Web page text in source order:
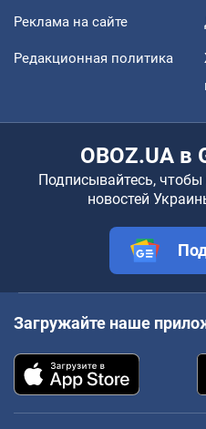
Реклама на сайте
Редакционная политика
OBOZ.UA в
Подписывайтесь,
новостей
Загружайте наше